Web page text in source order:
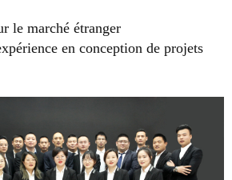
le marché étranger
en conception de projets